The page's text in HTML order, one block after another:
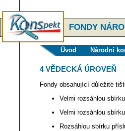
FONDY
4 VĚDECKÁ ÚROVEŇ
Fondy obsahující důležité
Velmi rozsáhlou
Velmi rozsáhlou
Rozsáhlou sbírku
Národní
Úvod